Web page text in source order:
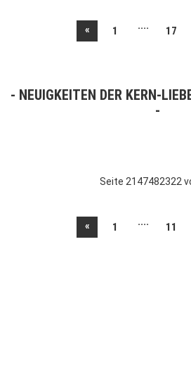
« 1 .... 17
NEUIGKEITEN DER KERN-
Seite 2147482322
« 1 .... 11